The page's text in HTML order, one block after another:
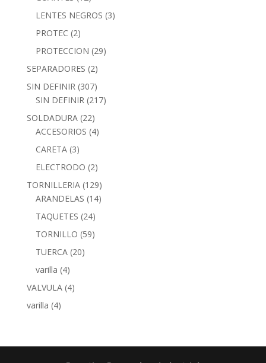
LENTES NEGROS (3)
PROTEC (2)
PROTECCION (29)
SEPARADORES (2)
SIN DEFINIR (307)
SIN DEFINIR (217)
SOLDADURA (22)
ACCESORIOS (4)
CARETA (3)
ELECTRODO (2)
TORNILLERIA (129)
ARANDELAS (14)
TAQUETES (24)
TORNILLO (59)
TUERCA (20)
varilla (4)
VALVULA (4)
varilla (4)